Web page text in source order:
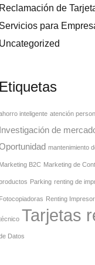
Reclamación de
Servicios para
Uncategorized
Etiquetas
inteligente atención
Investigación de
mantenimiento
Marketing B2C Marketing de
Parking renting de
Fotocopiadoras Renting
Tarjetas
Datos